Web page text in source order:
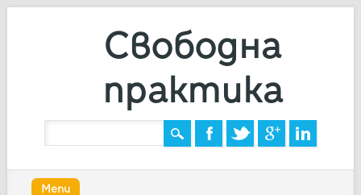
Свободна
практика
Main menu
Menu